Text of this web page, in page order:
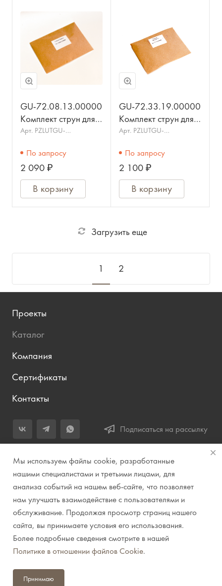
GU-72.08.13.00000
Комплект струн для
гуслей Варяги, 13
металлические,
ГУСЕЛЬНИК
Арт. PZLUTGU-
По запросу
2 090 ₽
В корзину
GU-72.33.19.00000
Комплект струн для
гуслей Звучные
металлические,
ГУСЕЛЬНИК
Арт. PZLUTGU-
По запросу
2 100 ₽
В корзину
Загрузить еще
1 2
Проекты
Каталог
Компания
Сертификаты
Контакты
Подписаться на рассылку
+7 (343) 283-04-11
Заказать звонок
info@prirodazvuka.ru
620144, г. Екатеринбург, ул. Хохрякова, д. 98, салон 27, ТЦ
«Весенний», 2 этаж, Центральный вход с ул. Куйбышева
© 2007-2026 Компания "Природа звука" // Звук. Свет.
Видео. Комплексные решения. Музыкальные
инструменты
Мы используем файлы cookie, разработанные
нашими специалистами и третьими лицами, для
анализа событий на нашем веб-сайте, что позволяет
нам улучшать взаимодействие с пользователями и
обслуживание. Продолжая просмотр страниц нашего
сайта, вы принимаете условия его использования.
Более подробные сведения смотрите в нашей
Политике в отношении файлов Cookie.
Принимаю